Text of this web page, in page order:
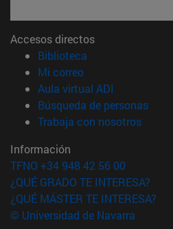
Accesos directos
Biblioteca
Mi correo(abre en nueva
Aula virtual ADI
Búsqueda de personas
Trabaja con nosotros(abre
Información
TFNO +34 948 42 56 00
¿QUÉ GRADO TE INTERESA?
¿QUÉ MÁSTER TE INTERESA?
© Universidad de Navarra